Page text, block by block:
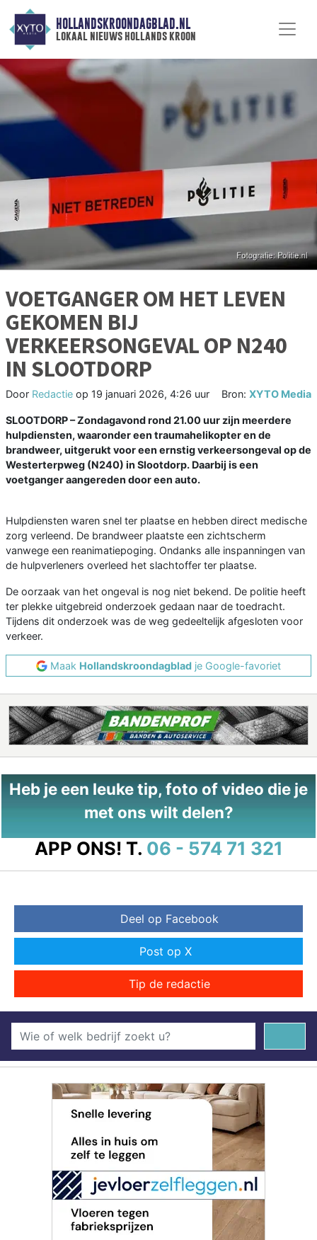
HOLLANDSKROONDAGBLAD.NL
lokaal nieuws hollands kroon
VOETGANGER OM HET LEVEN
GEKOMEN BIJ
VERKEERSONGEVAL OP N240
IN SLOOTDORP
Door Redactie op 19 januari 2026, 4:26 uur Bron: XYTO Media
SLOOTDORP – Zondagavond rond 21.00 uur zijn meerdere
hulpdiensten, waaronder een traumahelikopter en de
brandweer, uitgerukt voor een ernstig verkeersongeval op de
Westerterpweg (N240) in Slootdorp. Daarbij is een
voetganger aangereden door een auto.
Hulpdiensten waren snel ter plaatse en hebben direct medische
zorg verleend. De brandweer plaatste een zichtscherm
vanwege een reanimatiepoging. Ondanks alle inspanningen van
de hulpverleners overleed het slachtoffer ter plaatse.
De oorzaak van het ongeval is nog niet bekend. De politie heeft
ter plekke uitgebreid onderzoek gedaan naar de toedracht.
Tijdens dit onderzoek was de weg gedeeltelijk afgesloten voor
verkeer.
Maak Hollandskroondagblad je Google-favoriet
Heb je een leuke tip, foto of video die je
met ons wilt delen?
APP ONS! T. 06 - 574 71 321
Deel op Facebook
Post op X
Tip de redactie